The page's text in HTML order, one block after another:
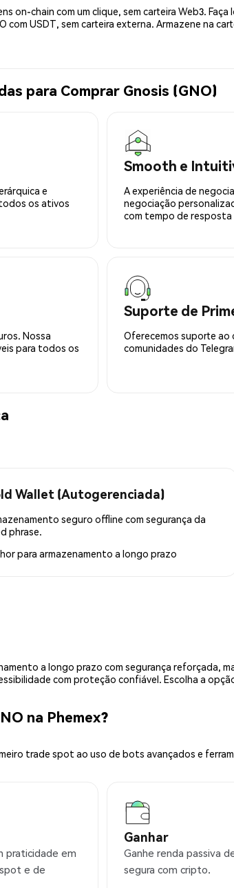
on-chain com um clique, sem carteira Web3. Faça
USDT, sem carteira externa. Armazene na
para Comprar Gnosis (GNO)
e
os ativos
Smooth e
A experiência de
negociação
com tempo de
Nossa
para todos os
Suporte de
Oferecemos suporte ao
comunidades do
Wallet (Autogerenciada)
seguro offline com segurança da
phrase.
para armazenamento a longo prazo
a longo prazo com segurança reforçada,
com proteção confiável. Escolha a
na Phemex?
trade spot ao uso de bots avançados e
praticidade em
e de
Ganhar
Ganhe renda passiva
segura com cripto.